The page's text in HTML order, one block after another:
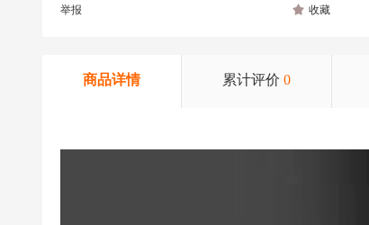
举报 收藏
商品详情 累计评价 0